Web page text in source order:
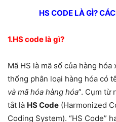
HS CODE LÀ GÌ?
1.HS code là gì?
Mã HS là mã số của hàng
thống phân loại hàng hóa có
và mã hóa hàng hóa”. Cụm từ
tắt là HS Code (Harmonized
Coding System). “HS Code”